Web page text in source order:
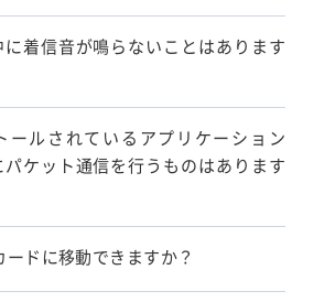
着信音が鳴らないことはあります
ールされているアプリケーション
ケット通信を行うものはあります
ードに移動できますか？